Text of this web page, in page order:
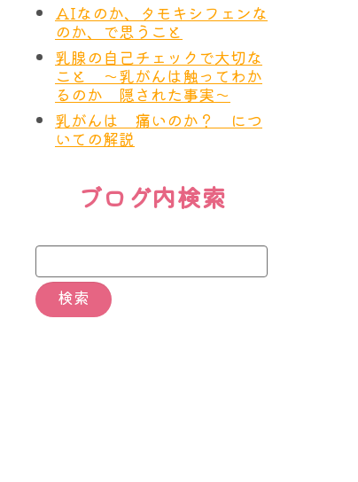
AIなのか、タモキシフェンな
のか、で思うこと
乳腺の自己チェックで大切な
こと ～乳がんは触ってわか
るのか 隠された事実～
乳がんは 痛いのか？ につ
いての解説
ブログ内検索